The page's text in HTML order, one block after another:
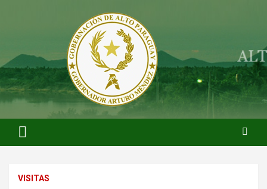
ARTUROMENDEZ.ORG
ARTURO MENDEZ GOBERNADOR 2023
VISITAS